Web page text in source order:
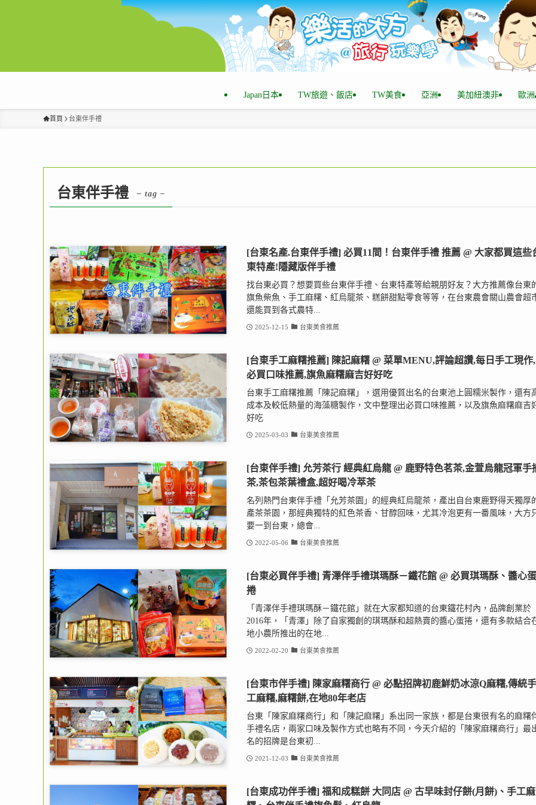
Japan日本 TW旅遊、飯店 TW美食 亞洲 美加紐澳非 歐洲
首頁 台東伴手禮
台東伴手禮 – tag –
[台東名產.台東伴手禮] 必買11間！台東伴手禮 推薦 @ 大家都買這些
東特產!隱藏版伴手禮
找台東必買？想要買些台東伴手禮、台東特產等給親朋好友？大方推薦像台東
旗魚柴魚、手工麻糬、紅烏龍茶、糕餅甜點零食等等，在台東農會關山農會超
還能買到各式農特...
2025-12-15 台東美食推薦
[台東手工麻糬推薦] 陳記麻糬 @ 菜單MENU,評論超讚,每日手工現作,
必買口味推薦,旗魚麻糬麻吉好好吃
台東手工麻糬推薦「陳記麻糬」，選用優質出名的台東池上圓糯米製作，還有
成本及較低熱量的海藻糖製作，文中整理出必買口味推薦，以及旗魚麻糬麻吉
好吃
2025-03-03 台東美食推薦
[台東伴手禮] 允芳茶行 經典紅烏龍 @ 鹿野特色茗茶,金萱烏龍冠軍手
茶,茶包茶葉禮盒,超好喝冷萃茶
名列熱門台東伴手禮「允芳茶園」的經典紅烏龍茶，產出自台東鹿野得天獨厚
產茶茶園，那經典獨特的紅色茶香、甘醇回味，尤其冷泡更有一番風味，大方
要一到台東，總會...
2022-05-06 台東美食推薦
[台東必買伴手禮] 青澤伴手禮琪瑪酥－鐵花館 @ 必買琪瑪酥、醬心蛋
捲
「青澤伴手禮琪瑪酥－鐵花館」就在大家都知道的台東鐵花村內，品牌創業於
2016年，「青澤」除了自家獨創的琪瑪酥和超熱賣的醬心蛋捲，還有多款結合
地小農所推出的在地...
2022-02-20 台東美食推薦
[台東市伴手禮] 陳家麻糬商行 @ 必點招牌初鹿鮮奶冰涼Q麻糬,傳統手
工麻糬,麻糬餅,在地80年老店
台東「陳家麻糬商行」和「陳記麻糬」系出同一家族，都是台東很有名的麻糬
手禮名店，兩家口味及製作方式也略有不同，今天介紹的「陳家麻糬商行」最
名的招牌是台東初...
2021-12-03 台東美食推薦
[台東成功伴手禮] 福和成糕餅 大同店 @ 古早味封仔餅(月餅)、手工麻